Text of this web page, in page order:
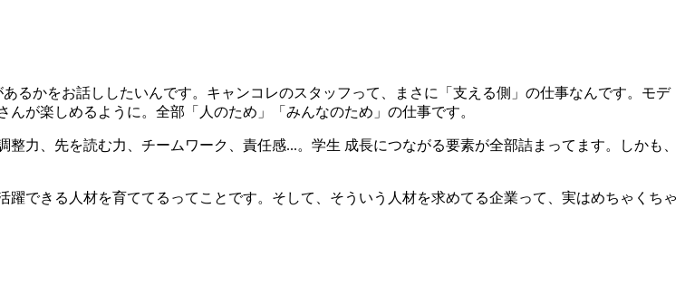
るかをお話ししたいんです。キャンコレのスタッフって、まさに「支える側」の仕事なんです。モデ
が楽しめるように。全部「人のため」「みんなのため」の仕事です。
力、先を読む力、チームワーク、責任感...。学生 成長につながる要素が全部詰まってます。しかも、
できる人材を育ててるってことです。そして、そういう人材を求めてる企業って、実はめちゃくちゃ